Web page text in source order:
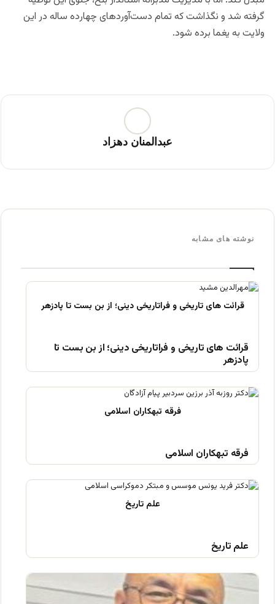
گرفته شد و نگذاشت که تمام دست‌آوردهای چهارده ساله در این
ولایت به یغما برده شود.
عبدالمنان دهزاد
نوشته های مشابه
قرائت های تاریخی و فراتاریخی دینی؛ از بن بست تا
پادزهر
فرقه تبهکاران اسلامی
علم تاریخ